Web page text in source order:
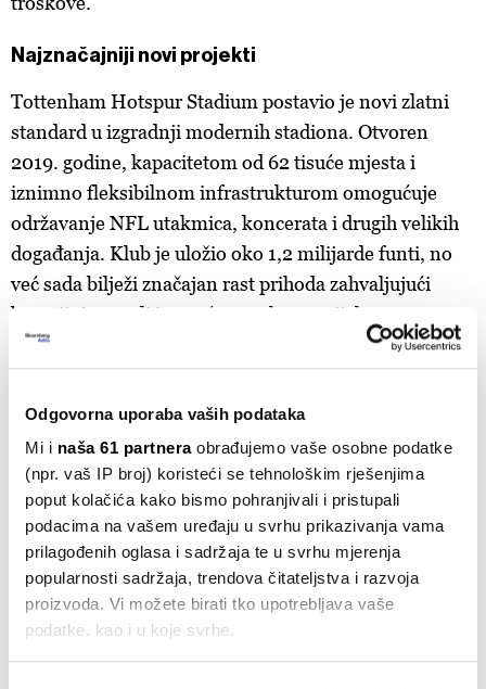
Odgovorna uporaba vaših podataka
Mi i naša 61 partneraobrađujemo vaše osobne podatke
(npr. vaš IP broj) koristeći se tehnološkim rješenjima
poput kolačića kako bismo pohranjivali i pristupali
podacima na vašem uređaju u svrhu prikazivanja vama
prilagođenih oglasa i sadržaja te u svrhu mjerenja
popularnosti sadržaja, trendova čitateljstva i razvoja
proizvoda. Vi možete birati tko upotrebljava vaše
podatke, kao i u koje svrhe.
Najznačajniji novi projekti
Tottenham Hotspur Stadium postavio je novi zlatni
standard u izgradnji modernih stadiona. Otvoren
2019. godine, kapacitetom od 62 tisuće mjesta i
iznimno fleksibilnom infrastrukturom omogućuje
održavanje NFL utakmica, koncerata i drugih velikih
događanja. Klub je uložio oko 1,2 milijarde funti, no
već sada bilježi značajan rast prihoda zahvaljujući
bogatijoj ponudi i povećanom komercijalnom
potencijalu.
Tottenham Hotspur stadium is the official ‘home of
the NFL in the UK’ with a minimum of two games
per season after Spurs expanded their partnership
with the NFL until 2030 🏟️
pic.twitter.com/TeeSnzolte— B/R Football
(@brfootball)September 14, 2023
Everton gradi svoj novi dom – Bramley-Moore Dock